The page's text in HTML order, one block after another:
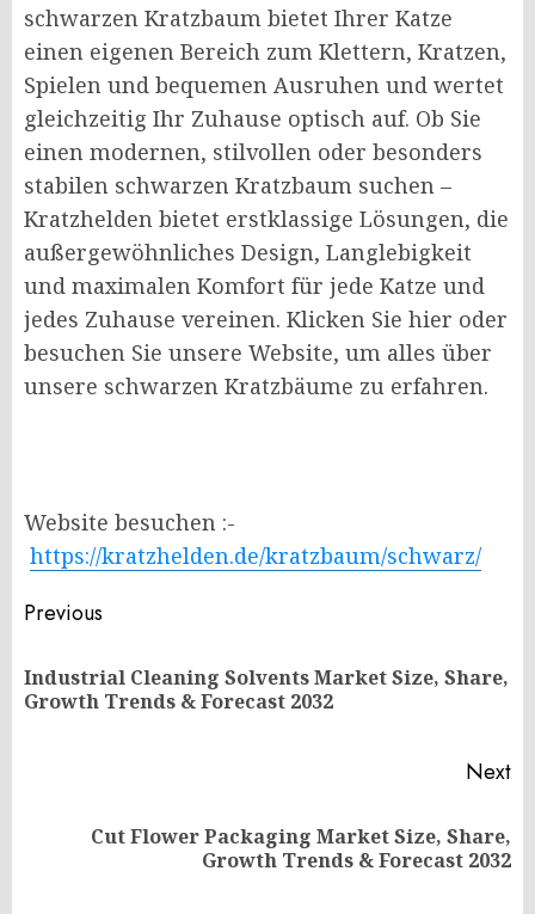
schwarzen Kratzbaum bietet Ihrer Katze
einen eigenen Bereich zum Klettern, Kratzen,
Spielen und bequemen Ausruhen und wertet
gleichzeitig Ihr Zuhause optisch auf. Ob Sie
einen modernen, stilvollen oder besonders
stabilen schwarzen Kratzbaum suchen –
Kratzhelden bietet erstklassige Lösungen, die
außergewöhnliches Design, Langlebigkeit
und maximalen Komfort für jede Katze und
jedes Zuhause vereinen. Klicken Sie hier oder
besuchen Sie unsere Website, um alles über
unsere schwarzen Kratzbäume zu erfahren.
Website besuchen :-
https://kratzhelden.de/kratzbaum/schwarz/
Post
navigation
Previous
Industrial Cleaning Solvents Market Size, Share,
Growth Trends & Forecast 2032
Next
Cut Flower Packaging Market Size, Share,
Growth Trends & Forecast 2032